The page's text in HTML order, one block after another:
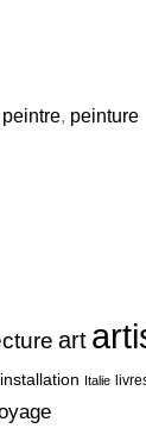
peintre, peinture
art
installation Italie